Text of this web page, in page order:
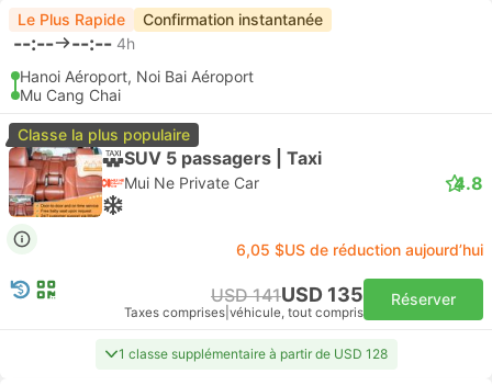
Le Plus Rapide Confirmation instantanée
--:-- --:-- 4h
Hanoi Aéroport, Noi Bai Aéroport
Mu Cang Chai
Classe la plus populaire
SUV 5 passagers | Taxi
Mui Ne Private Car 4.8
6,05 $US de réduction aujourd’hui
USD 141USD 135
Taxes comprises véhicule, tout compris
Réserver
1 classe supplémentaire à partir de USD 128